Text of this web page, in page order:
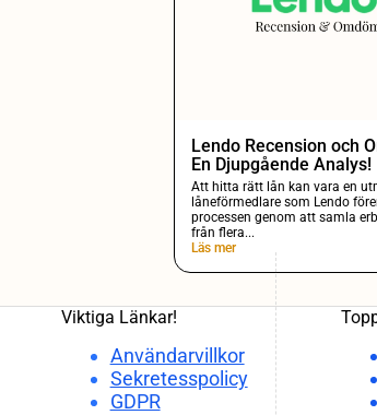
Lendo Recension och
En Djupgående Analys!
Att hitta rätt lån kan vara en
låneförmedlare som Lendo
processen genom att samla
från flera...
Läs mer
Viktiga Länkar!
Användarvillkor
Sekretesspolicy
GDPR